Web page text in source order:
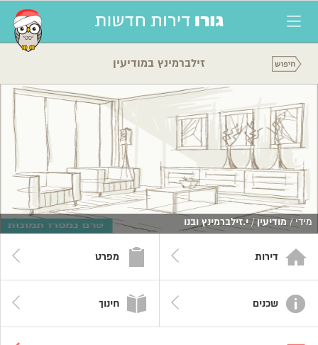
זילברמינץ במודיעין
מידי /מודיעין/י.זילברמינץ ובנו
דירות מפרט
שכנים חינוך